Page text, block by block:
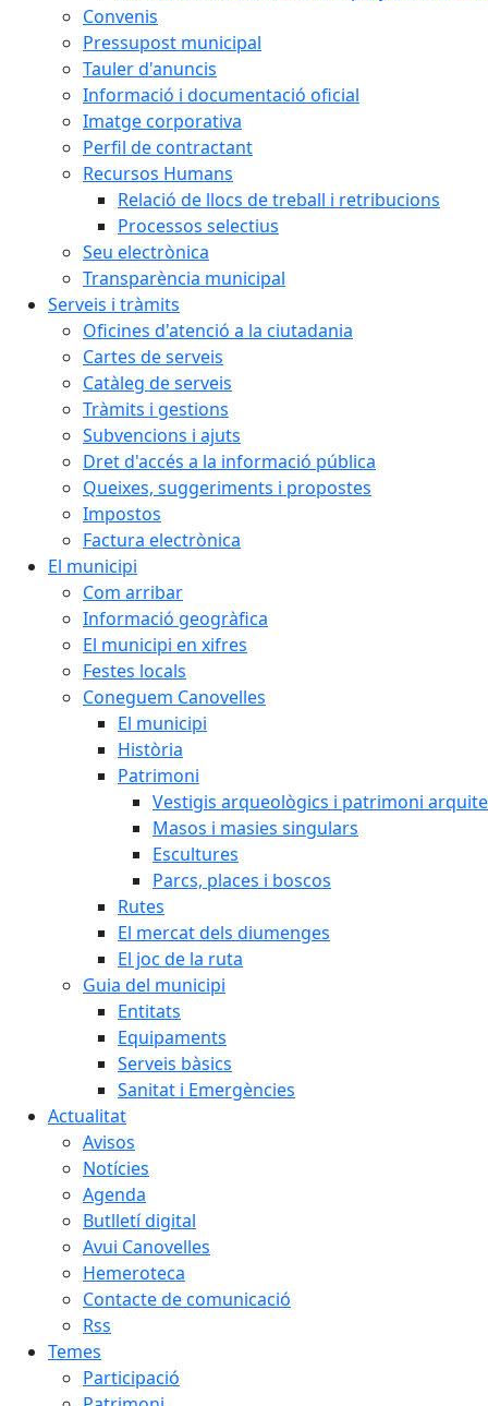
Convenis
Pressupost municipal
Tauler d'anuncis
Informació i documentació oficial
Imatge corporativa
Perfil de contractant
Recursos Humans
Relació de llocs de treball i retribucions
Processos selectius
Seu electrònica
Transparència municipal
Serveis i tràmits
Oficines d'atenció a la ciutadania
Cartes de serveis
Catàleg de serveis
Tràmits i gestions
Subvencions i ajuts
Dret d'accés a la informació pública
Queixes, suggeriments i propostes
Impostos
Factura electrònica
El municipi
Com arribar
Informació geogràfica
El municipi en xifres
Festes locals
Coneguem Canovelles
El municipi
Història
Patrimoni
Vestigis arqueològics i patrimoni
Masos i masies singulars
Escultures
Parcs, places i boscos
Rutes
El mercat dels diumenges
El joc de la ruta
Guia del municipi
Entitats
Equipaments
Serveis bàsics
Sanitat i Emergències
Actualitat
Avisos
Notícies
Agenda
Butlletí digital
Avui Canovelles
Hemeroteca
Contacte de comunicació
Rss
Temes
Participació